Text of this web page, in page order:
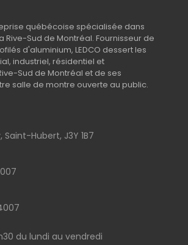
québécoise spécialisée dans
Rive-Sud de Montréal. Fournisseur de
d'aluminium, LEDCO dessert les
industriel, résidentiel et
Sud de Montréal et de ses
salle de montre ouverte au public.
Hubert, J3Y 1B7
du lundi au vendredi